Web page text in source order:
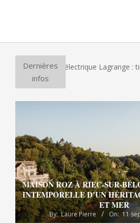
Dernières
infos
à pizza électrique Lagrange : tient-il
MAISON ROZ À RIEC-SUR-
INTEMPORELLE D’UN
ET MER
By: Laure Pierre On: 11